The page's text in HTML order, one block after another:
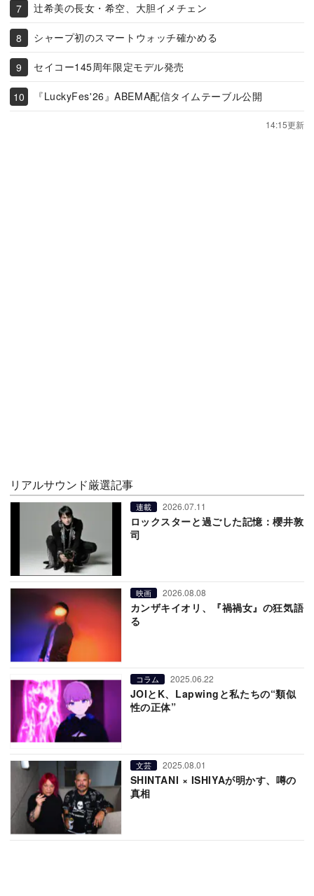
辻希美の長女・希空、大胆イメチェン
シャープ初のスマートウォッチ確かめる
セイコー145周年限定モデル発売
『LuckyFes'26』ABEMA配信タイムテーブル公開
14:15更新
リアルサウンド厳選記事
連載 2026.07.11
ロックスターと過ごした記憶：櫻井敦
司
映画 2026.08.08
カンザキイオリ、『禍禍女』の狂気語
る
コラム 2025.06.22
JOIとK、Lapwingと私たちの“類似
性の正体”
文芸 2025.08.01
SHINTANI × ISHIYAが明かす、噂の
真相